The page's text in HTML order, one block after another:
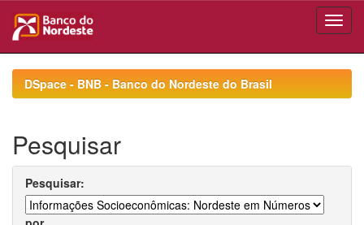
navigationDSpace - BNB - Banco do Nordeste do Brasil
Pesquisar
Pesquisar: